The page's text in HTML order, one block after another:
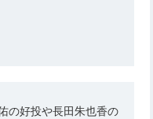
の好投や長田朱也香の